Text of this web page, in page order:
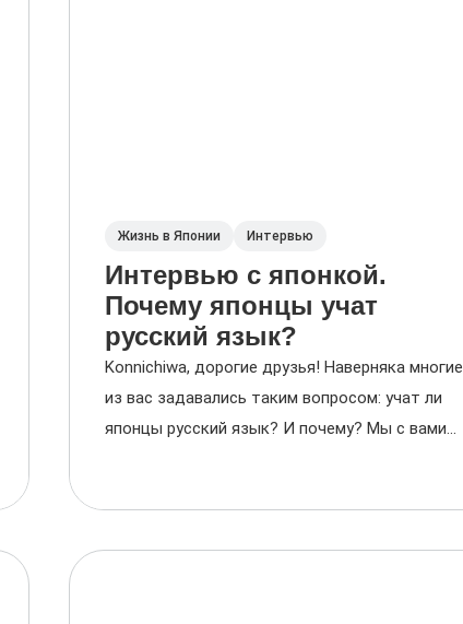
Жизнь в Японии Интервью
Интервью с японкой.
Почему японцы учат
русский язык?
Konnichiwa, дорогие друзья! Наверняка многие
из вас задавались таким вопросом: учат ли
японцы русский язык? И почему? Мы с вами...